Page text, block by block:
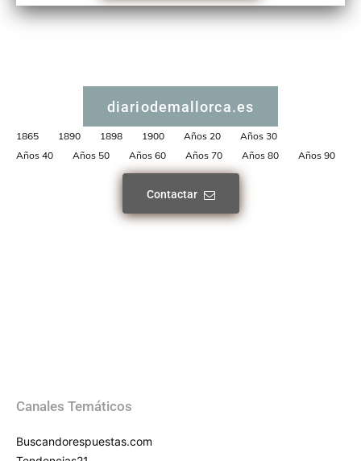
diariodemallorca.es
1865 1890 1898 1900 Años 20
Años 30
Años 40
Años 50 Años 60 Años 70 Años 80 Años 90
Contactar
Canales Temáticos
Buscandorespuestas.com